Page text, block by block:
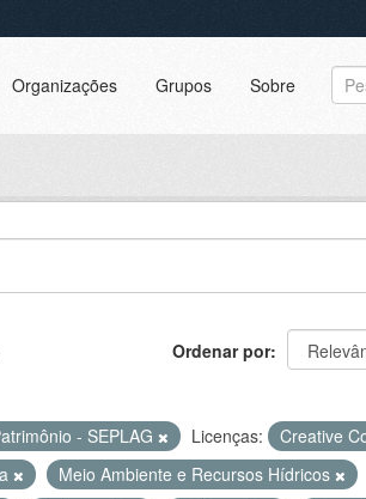
Organizações Grupos Sobre
Ordenar por
- SEPLAG
Licenças:
Creative
Meio Ambiente e Recursos Hídricos